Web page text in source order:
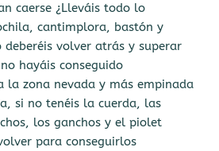
caerse ¿Lleváis todo lo
cantimplora, bastón y
deberéis volver atrás y superar
hayáis conseguido
la zona nevada y más empinada
si no tenéis la cuerda, las
los ganchos y el piolet
para conseguirlos